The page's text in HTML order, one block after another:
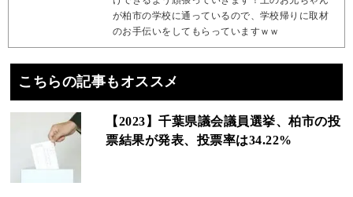
が柏市の学校に通っているので、学校帰りに取材
のお手伝いをしてもらっていますｗｗ
こちらの記事もオススメ
【2023】千葉県議会議員選挙、柏市の投
票結果が発表、投票率は34.22%